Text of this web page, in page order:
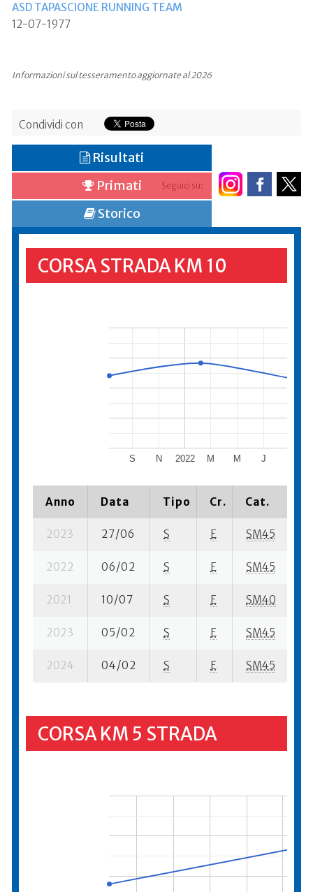
ASD TAPASCIONE RUNNING TEAM
12-07-1977
Informazioni sul tesseramento aggiornate al 2026
Condividi con
Seguici su:
Risultati
Primati
Storico
CORSA STRADA KM 10
2022
S N M M J
Anno Data Tipo Cr. Cat.
2023 27/06 S E SM45
2022 06/02 S E SM45
2021 10/07 S E SM40
2023 05/02 S E SM45
2024 04/02 S E SM45
CORSA KM 5 STRADA